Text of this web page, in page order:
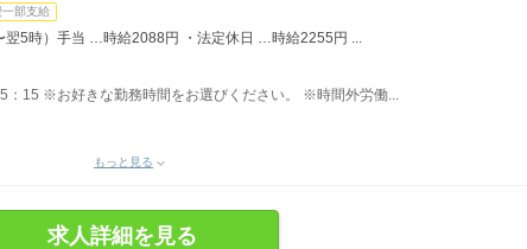
一部支給
翌5時）手当 …時給2088円 ・法定休日 …時給2255円 ...
：15 ※お好きな勤務時間をお選びください。 ※時間外労働...
もっと見る
求人詳細を見る